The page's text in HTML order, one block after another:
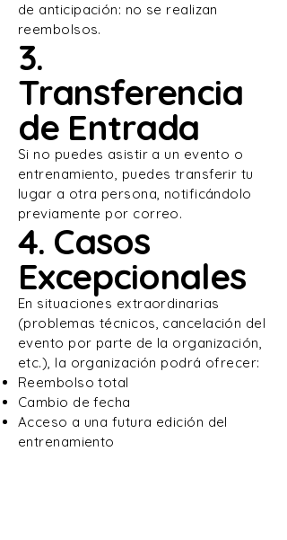
de anticipación: no se realizan
reembolsos.
3.
Transferencia
de Entrada
Si no puedes asistir a un evento o
entrenamiento, puedes transferir tu
lugar a otra persona, notificándolo
previamente por correo.
4. Casos
Excepcionales
En situaciones extraordinarias
(problemas técnicos, cancelación del
evento por parte de la organización,
etc.), la organización podrá ofrecer:
Reembolso total
Cambio de fecha
Acceso a una futura edición del
entrenamiento